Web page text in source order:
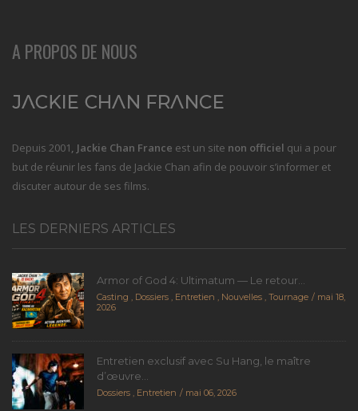
A PROPOS DE NOUS
Depuis 2001, Jackie Chan France est un site non officiel qui a pour
but de réunir les fans de Jackie Chan afin de pouvoir s’informer et
discuter autour de ses films.
LES DERNIERS ARTICLES
Armor of God 4: Ultimatum — Le retour...
Casting , Dossiers , Entretien , Nouvelles , Tournage
mai 18,
2026
Entretien exclusif avec Su Hang, le maître
d’œuvre...
Dossiers , Entretien mai 06, 2026